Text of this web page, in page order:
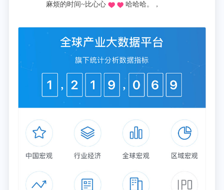
麻烦的时间~比心心
哈哈哈。，